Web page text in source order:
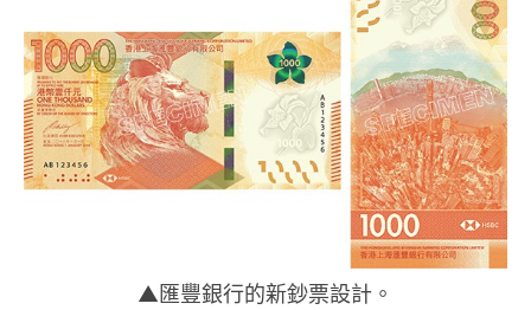
▲匯豐銀行的新鈔票設計。